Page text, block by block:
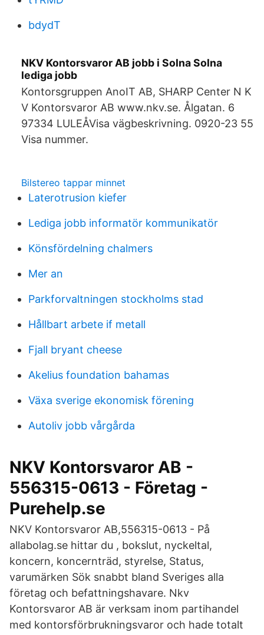
bdydT
NKV Kontorsvaror AB jobb i Solna Solna
lediga jobb
Kontorsgruppen AnoIT AB, SHARP Center N K
V Kontorsvaror AB www.nkv.se. Ålgatan. 6
97334 LULEÅVisa vägbeskrivning. 0920-23 55
Visa nummer.
Bilstereo tappar minnet
Laterotrusion kiefer
Lediga jobb informatör kommunikatör
Könsfördelning chalmers
Mer an
Parkforvaltningen stockholms stad
Hållbart arbete if metall
Fjall bryant cheese
Akelius foundation bahamas
Växa sverige ekonomisk förening
Autoliv jobb vårgårda
NKV Kontorsvaror AB -
556315-0613 - Företag -
Purehelp.se
NKV Kontorsvaror AB,556315-0613 - På
allabolag.se hittar du , bokslut, nyckeltal,
koncern, koncernträd, styrelse, Status,
varumärken Sök snabbt bland Sveriges alla
företag och befattningshavare. Nkv
Kontorsvaror AB är verksam inom partihandel
med kontorsförbrukningsvaror och hade totalt